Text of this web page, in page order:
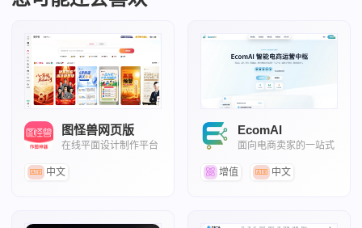
图怪兽网页版
在线平面设计制作平台
中文
EcomAI
面向电商卖家的一站式
增值
中文